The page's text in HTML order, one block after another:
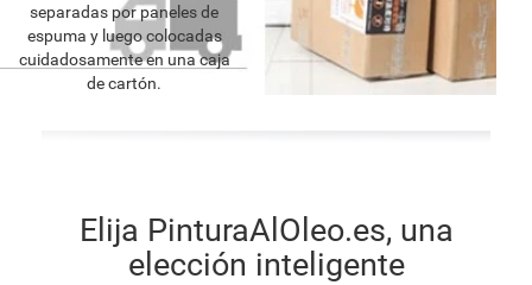
separadas por paneles de
espuma y luego colocadas
cuidadosamente en una caja
de cartón.
Elija PinturaAlOleo.es, una
elección inteligente